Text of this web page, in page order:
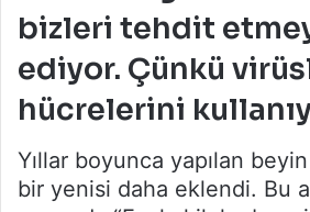
bizleri tehdit
ediyor. Çünkü
hücrelerini
Yıllar boyunca yapılan beyin
bir yenisi daha eklendi. Bu